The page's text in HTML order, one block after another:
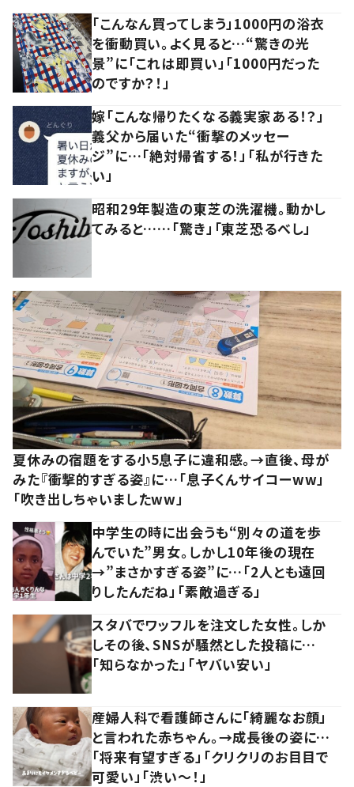
「こんなん買ってしまう」1000円の浴衣
を衝動買い。よく見ると…“驚きの光
景”に「これは即買い」「1000円だった
のですか？！」
嫁「こんな帰りたくなる義実家ある！？」
義父から届いた“衝撃のメッセー
ジ”に…「絶対帰省する！」「私が行きた
い」
昭和29年製造の東芝の洗濯機。動かし
てみると……「驚き」「東芝恐るべし」
夏休みの宿題をする小5息子に違和感。→直後、母が
みた『衝撃的すぎる姿』に…「息子くんサイコーww」
「吹き出しちゃいましたww」
中学生の時に出会うも“別々の道を歩
んでいた”男女。しかし10年後の現在
→”まさかすぎる姿”に…「2人とも遠回
りしたんだね」「素敵過ぎる」
スタバでワッフルを注文した女性。しか
しその後、SNSが騒然とした投稿に…
「知らなかった」「ヤバい安い」
産婦人科で看護師さんに「綺麗なお顔」
と言われた赤ちゃん。→成長後の姿に…
「将来有望すぎる」「クリクリのお目目で
可愛い」「渋い～！」